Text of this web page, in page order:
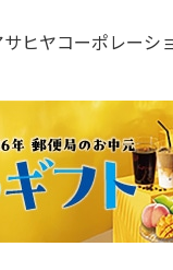
ヒヤコーポレーシ